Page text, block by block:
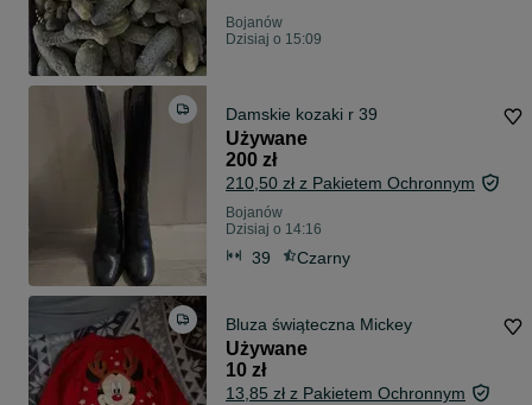
Bojanów
Dzisiaj o 15:09
Damskie kozaki r 39
Używane
200 zł
210,50 zł z Pakietem Ochronnym
Bojanów
Dzisiaj o 14:16
39 Czarny
Bluza świąteczna Mickey
Używane
10 zł
13,85 zł z Pakietem Ochronnym